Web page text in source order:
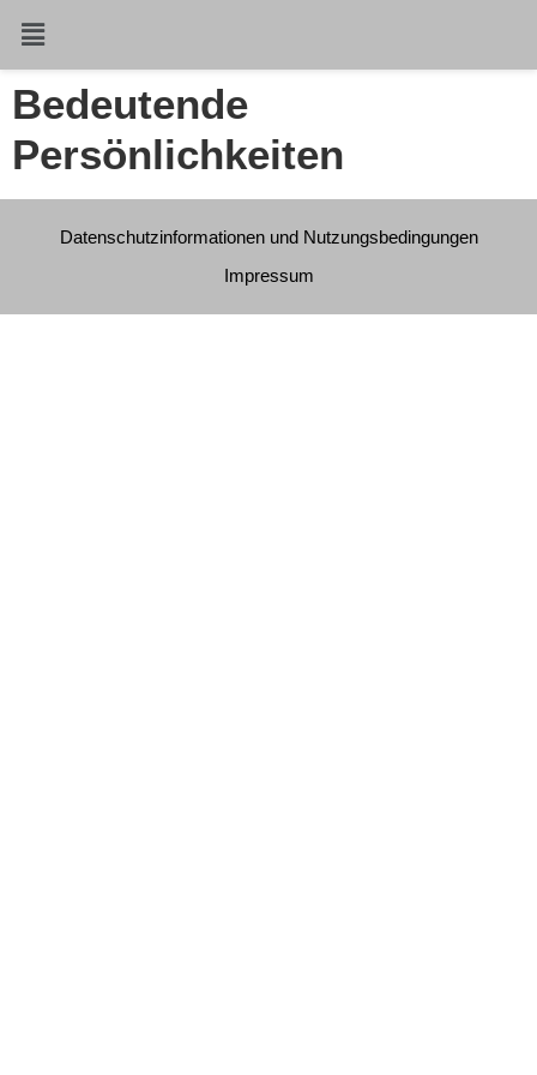
Bedeutende
Persönlichkeiten
Datenschutzinformationen und Nutzungsbedingungen
Impressum